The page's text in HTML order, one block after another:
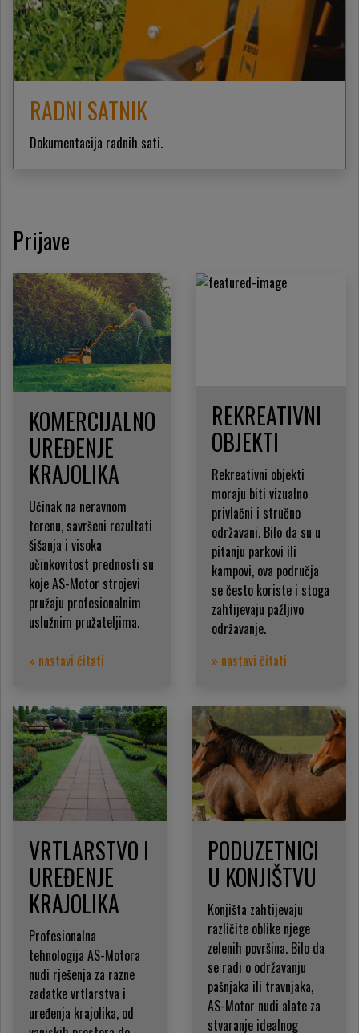
RADNI SATNIK
Dokumentacija radnih sati.
Prijave
KOMERCIJALNO
UREĐENJE
KRAJOLIKA
Učinak na neravnom
terenu, savršeni rezultati
šišanja i visoka
učinkovitost prednosti su
koje AS-Motor strojevi
pružaju profesionalnim
uslužnim pružateljima.
» nastavi čitati
REKREATIVNI
OBJEKTI
Rekreativni objekti
moraju biti vizualno
privlačni i stručno
održavani. Bilo da su u
pitanju parkovi ili
kampovi, ova područja
se često koriste i stoga
zahtijevaju pažljivo
održavanje.
» nastavi čitati
VRTLARSTVO I
UREĐENJE
KRAJOLIKA
Profesionalna
tehnologija AS-Motora
nudi rješenja za razne
zadatke vrtlarstva i
uređenja krajolika, od
PODUZETNICI
U KONJIŠTVU
Konjišta zahtijevaju
različite oblike njege
zelenih površina. Bilo da
se radi o održavanju
pašnjaka ili travnjaka,
AS-Motor nudi alate za
stvaranje idealnog